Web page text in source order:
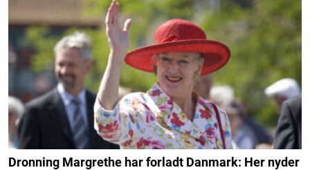
Dronning Margrethe har forladt Danmark: Her nyder